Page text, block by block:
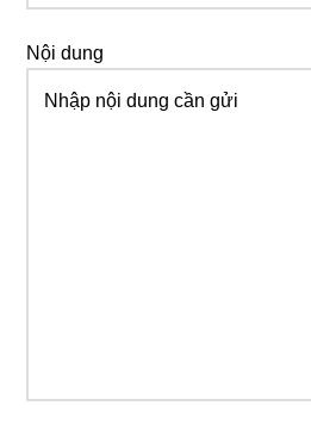
Nội dung